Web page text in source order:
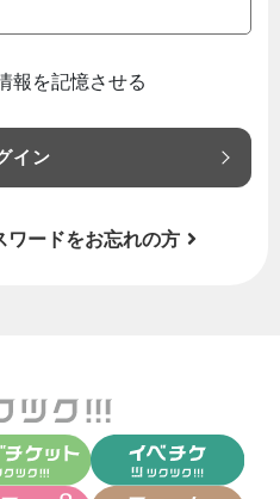
報を記憶させる
イン
ワードをお忘れの方